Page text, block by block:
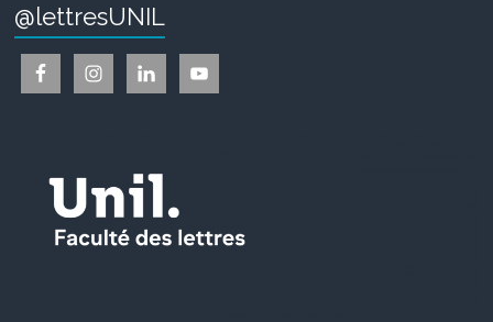
@lettresUNIL